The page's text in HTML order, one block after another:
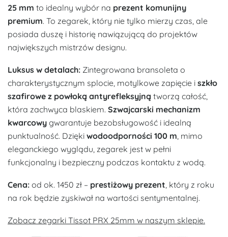
25 mm to idealny wybór na prezent komunijny
premium. To zegarek, który nie tylko mierzy czas, ale
posiada duszę i historię nawiązującą do projektów
największych mistrzów designu.
Luksus w detalach: Zintegrowana bransoleta o
charakterystycznym splocie, motylkowe zapięcie i szkło
szafirowe z powłoką antyrefleksyjną tworzą całość,
która zachwyca blaskiem. Szwajcarski mechanizm
kwarcowy gwarantuje bezobsługowość i idealną
punktualność. Dzięki wodoodporności 100 m , mimo
eleganckiego wyglądu, zegarek jest w pełni
funkcjonalny i bezpieczny podczas kontaktu z wodą.
Cena: od ok. 1450 zł – prestiżowy prezent , który z roku
na rok będzie zyskiwał na wartości sentymentalnej.
Zobacz zegarki Tissot PRX 25mm w naszym sklepie.